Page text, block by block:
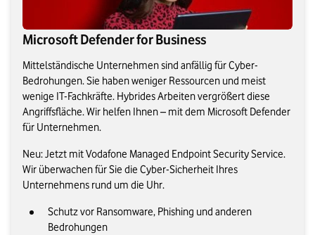
Microsoft Defender for Business
Mittelständische Unternehmen sind anfällig für Cyber-
Bedrohungen. Sie haben weniger Ressourcen und meist
wenige IT-Fachkräfte. Hybrides Arbeiten vergrößert diese
Angriffsfläche. Wir helfen Ihnen – mit dem Microsoft Defender
für Unternehmen.
Neu: Jetzt mit Vodafone Managed Endpoint Security Service.
Wir überwachen für Sie die Cyber-Sicherheit Ihres
Unternehmens rund um die Uhr.
Schutz vor Ransomware, Phishing und anderen
Bedrohungen